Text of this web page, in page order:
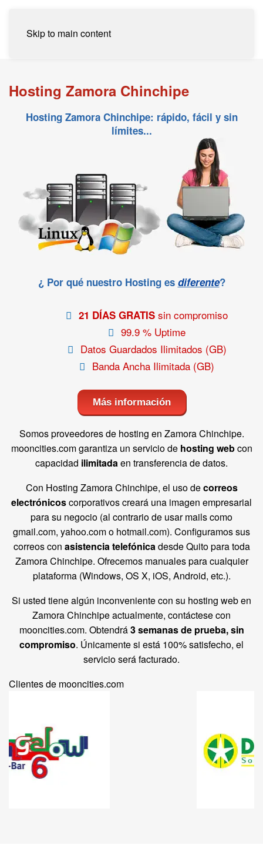
Skip to main content
Hosting Zamora Chinchipe
Hosting Zamora Chinchipe: rápido, fácil y sin
límites...
¿ Por qué nuestro Hosting es diferente?
21 DÍAS GRATIS sin compromiso
99.9 % Uptime
Datos Guardados Ilimitados (GB)
Banda Ancha Ilimitada (GB)
Más información
Somos proveedores de hosting en Zamora Chinchipe.
mooncities.com garantiza un servicio de hosting webcon
capacidad ilimitadaen transferencia de datos.
Con Hosting Zamora Chinchipe, el uso decorreos
electrónicoscorporativos creará una imagen empresarial
para su negocio (al contrario de usar mails como
gmail.com, yahoo.com o hotmail.com). Configuramos sus
correos con asistencia telefónicadesde Quito para toda
Zamora Chinchipe. Ofrecemos manuales para cualquier
plataforma (Windows, OS X, iOS, Android, etc.).
Si usted tiene algún inconveniente con su hosting web en
Zamora Chinchipe actualmente, contáctese con
mooncities.com. Obtendrá3 semanas de prueba, sin
compromiso. Únicamente si está 100% satisfecho, el
servicio será facturado.
Clientes de mooncities.com